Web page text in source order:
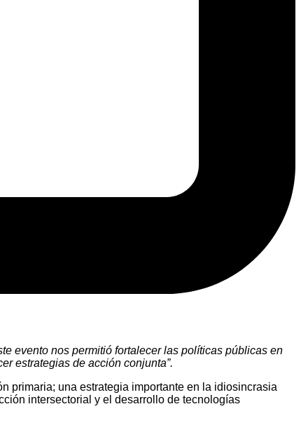
evento nos permitió fortalecer las políticas públicas en
estrategias de acción conjunta”.
primaria; una estrategia importante en la idiosincrasia
intersectorial y el desarrollo de tecnologías